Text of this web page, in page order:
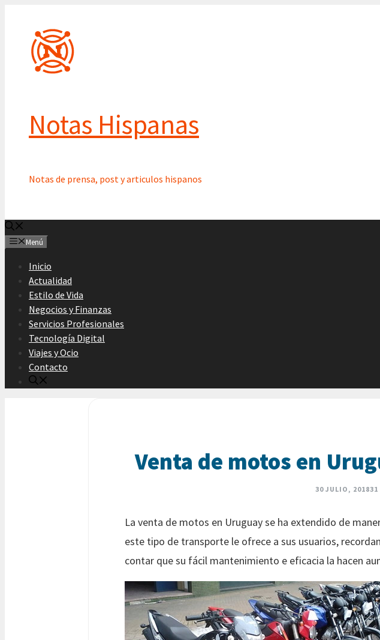
contenido
Notas Hispanas
Notas de prensa, post y articulos hispanos
Menú
Inicio
Actualidad
Estilo de Vida
Negocios y Finanzas
Servicios Profesionales
Tecnología Digital
Viajes y Ocio
Contacto
Venta de motos en
30 JULIO, 201831
La venta de motos en Uruguay se ha extendido de
este tipo de transporte le ofrece a sus usuarios,
contar que su fácil mantenimiento e eficacia la hacen